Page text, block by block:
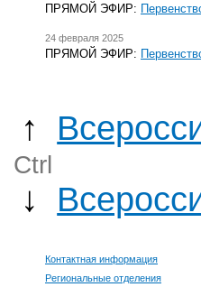
ПРЯМОЙ ЭФИР:
24 февраля 2025
ПРЯМОЙ ЭФИР:
↑
Ctrl
↓
Контактная информация
Региональные отделения